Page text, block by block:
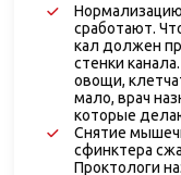
сработают.
кал должен
стенки
овощи,
мало, врач
которые
Снятие
сфинктера
Проктологи